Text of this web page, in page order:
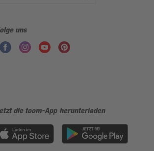
uns
die toom-App herunterladen